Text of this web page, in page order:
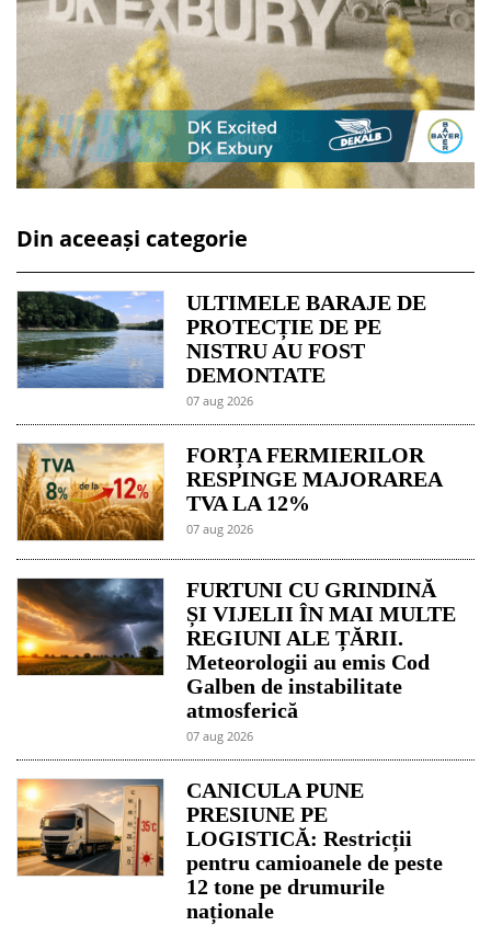
Din aceeași categorie
ULTIMELE BARAJE DE
PROTECȚIE DE PE
NISTRU AU FOST
DEMONTATE
07 aug 2026
FORȚA FERMIERILOR
RESPINGE MAJORAREA
TVA LA 12%
07 aug 2026
FURTUNI CU GRINDINĂ
ȘI VIJELII ÎN MAI MULTE
REGIUNI ALE ȚĂRII.
Meteorologii au emis Cod
Galben de instabilitate
atmosferică
07 aug 2026
CANICULA PUNE
PRESIUNE PE
LOGISTICĂ: Restricții
pentru camioanele de peste
12 tone pe drumurile
naționale